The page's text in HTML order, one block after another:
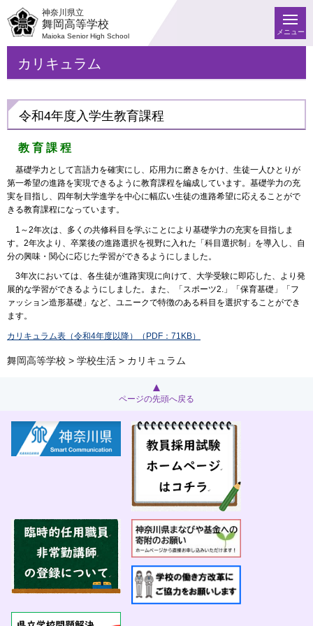
神奈川県立
舞岡高等学校
Maioka Senior High School
メニュー
カリキュラム
令和4年度入学生教育課程
教 育 課 程
基礎学力として言語力を確実にし、応用力に磨きをかけ、生徒一人ひとりが
第一希望の進路を実現できるように教育課程を編成しています。基礎学力の充
実を目指し、四年制大学進学を中心に幅広い生徒の進路希望に応えることがで
きる教育課程になっています。
1～2年次は、多くの共修科目を学ぶことにより基礎学力の充実を目指しま
す。2年次より、卒業後の進路選択を視野に入れた「科目選択制」を導入し、自
分の興味・関心に応じた学習ができるようにしました。
3年次においては、各生徒が進路実現に向けて、大学受験に即応した、より発
展的な学習ができるようにしました。また、「スポーツ2.」「保育基礎」「フ
ァッション造形基礎」など、ユニークで特徴のある科目を選択することができ
ます。
カリキュラム表（令和4年度以降）（PDF：71KB）
舞岡高等学校 > 学校生活 > カリキュラム
ページの先頭へ戻る